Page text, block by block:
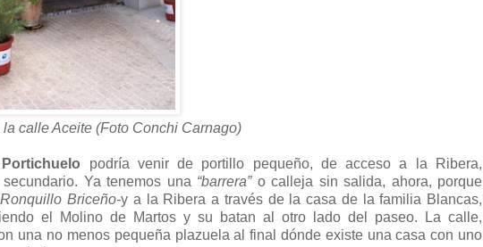
calle Aceite (Foto Conchi Carnago)
Portichuelo podría venir de portillo pequeño, de acceso a la Ribera,
Ya tenemos una “barrera”o calleja sin salida, ahora, porque
Briceño-y a la Ribera a través de la casa de la familia Blancas,
el Molino de Martos y su batan al otro lado del paseo. La calle,
una no menos pequeña plazuela al final dónde existe una casa con uno